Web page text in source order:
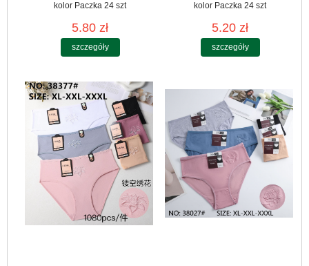
kolor Paczka 24 szt
5.80 zł
szczegóły
kolor Paczka 24 szt
5.20 zł
szczegóły